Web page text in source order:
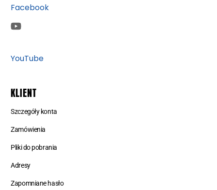
Facebook
YouTube
KLIENT
Szczegóły konta
Zamówienia
Pliki do pobrania
Adresy
Zapomniane hasło